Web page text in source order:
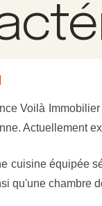
Voilà
Actuellement
cuisine équipée
qu'une chambre